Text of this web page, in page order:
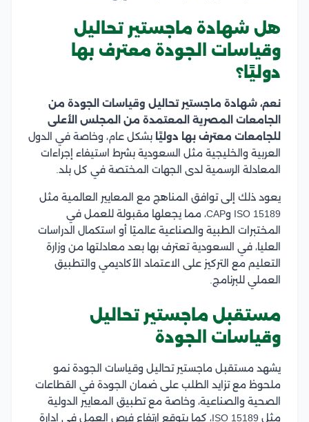
هل شهادة ماجستير تحاليل
وقياسات الجودة معترف بها
دوليًا؟
نعم، شهادة ماجستير تحاليل وقياسات الجودة من
الجامعات المصرية المعتمدة من المجلس الأعلى
للجامعات معترف بها دوليًا بشكل عام، وخاصة في الدول
العربية والخليجية مثل السعودية بشرط استيفاء إجراءات
المعادلة الرسمية لدى الجهات المختصة في كل بلد.
يعود ذلك إلى توافق المناهج مع المعايير العالمية مثل
ISO 15189 وCAP، مما يجعلها مقبولة للعمل في
المختبرات الطبية والصناعية عالميًا أو استكمال الدراسات
العليا، في السعودية تعترف بها بعد معادلتها من وزارة
التعليم مع التركيز على الاعتماد الأكاديمي والتطبيق
العملي للبرنامج.
مستقبل ماجستير تحاليل
وقياسات الجودة
يشهد مستقبل ماجستير تحاليل وقياسات الجودة نمو
ملحوظ مع تزايد الطلب على ضمان الجودة في القطاعات
الصحية والصناعية، وخاصة مع تطبيق المعايير الدولية
مثل ISO 15189، كما يتوقع ارتفاع فرص العمل في إدارة